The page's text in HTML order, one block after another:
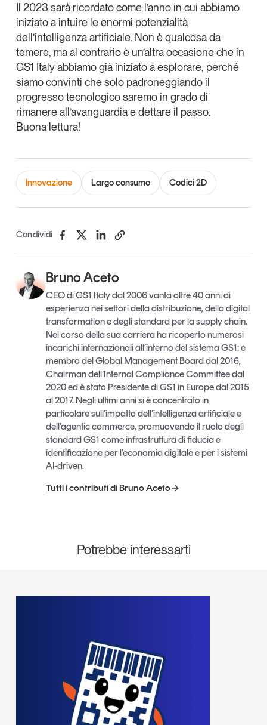
Tendenze è il magazine di GS1 Italy che racconta in
modo indipendente il cambiamento e le sfide del largo
consumo e dell’economia a professionisti e
consumatori
GS1 Italy GS1 Italy GS1 Italy
Tendenze
GS1 Italy
Il 2023 sarà ricordato come l’anno in cui abbiamo
iniziato a intuire le enormi potenzialità
dell’intelligenza artificiale. Non è qualcosa da
temere, ma al contrario è un’altra occasione che in
GS1 Italy abbiamo già iniziato a esplorare, perché
siamo convinti che solo padroneggiando il
progresso tecnologico saremo in grado di
rimanere all’avanguardia e dettare il passo.
Buona lettura!
Innovazione Largo consumo Codici 2D
Condividi
Bruno Aceto
CEO di GS1 Italy dal 2006 vanta oltre 40 anni di
esperienza nei settori della distribuzione, della digital
transformation e degli standard per la supply chain.
Nel corso della sua carriera ha ricoperto numerosi
incarichi internazionali all’interno del sistema GS1: è
membro del Global Management Board dal 2016,
Chairman dell’Internal Compliance Committee dal
2020 ed è stato Presidente di GS1 in Europe dal 2015
al 2017. Negli ultimi anni si è concentrato in
particolare sull’impatto dell’intelligenza artificiale e
dell’agentic commerce, promuovendo il ruolo degli
standard GS1 come infrastruttura di fiducia e
identificazione per l’economia digitale e per i sistemi
AI-driven.
Tutti i contributi di Bruno Aceto
Potrebbe interessarti